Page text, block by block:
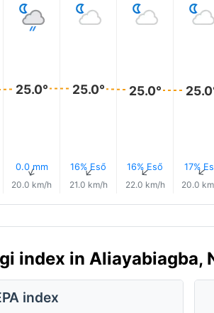
25.0°
0.0 mm
↑
20.0 km/h
25.0°
16% Eső
↑
21.0 km/h
25.0°
16% Eső
↑
22.0 km/h
17%↑
20.0
index in
index